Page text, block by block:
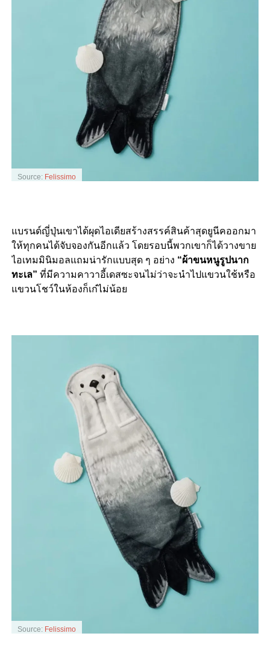
Source: Felissimo
แบรนด์ญี่ปุ่นเขาได้ผุดไอเดียสร้างสรรค์สินค้าสุดยูนีคออกมา
ให้ทุกคนได้จับจองกันอีกแล้ว โดยรอบนี้พวกเขาก็ได้วางขาย
ไอเทมมินิมอลแถมน่ารักแบบสุด ๆ อย่าง “ผ้าขนหนูรูปนาก
ทะเล” ที่มีความคาวาอี้เดสซะจนไม่ว่าจะนำไปแขวนใช้หรือ
แขวนโชว์ในห้องก็เก๋ไม่น้อย
Source: Felissimo